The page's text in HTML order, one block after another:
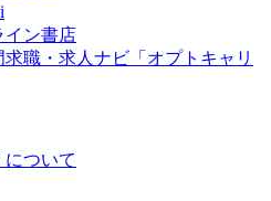
イン書店
職・求人ナビ「オプトキャリ
について